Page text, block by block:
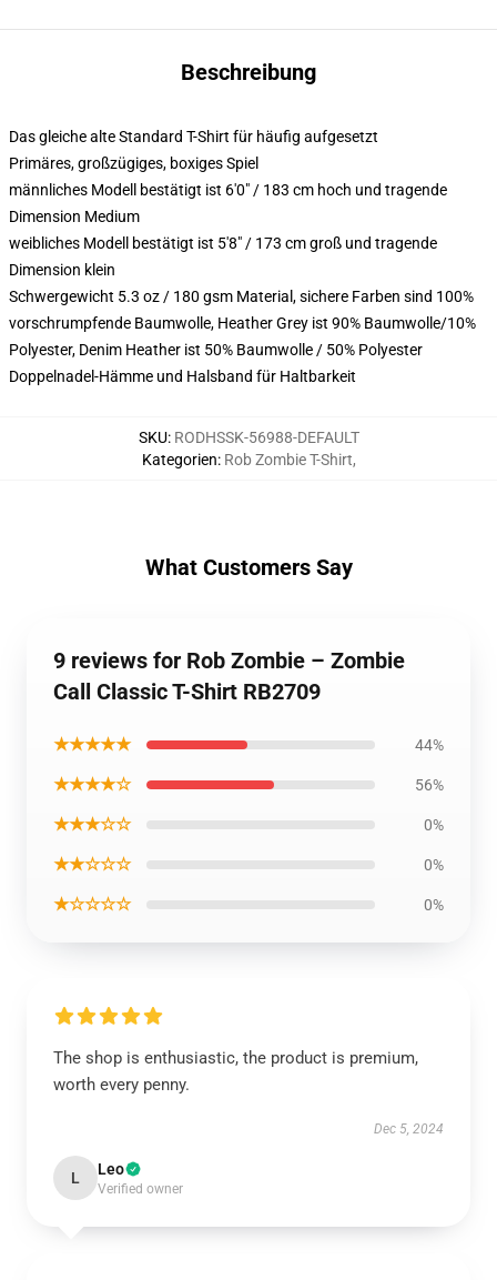
Beschreibung
Das gleiche alte Standard T-Shirt für häufig aufgesetzt
Primäres, großzügiges, boxiges Spiel
männliches Modell bestätigt ist 6'0" / 183 cm hoch und tragende
Dimension Medium
weibliches Modell bestätigt ist 5'8" / 173 cm groß und tragende
Dimension klein
Schwergewicht 5.3 oz / 180 gsm Material, sichere Farben sind 100%
vorschrumpfende Baumwolle, Heather Grey ist 90% Baumwolle/10%
Polyester, Denim Heather ist 50% Baumwolle / 50% Polyester
Doppelnadel-Hämme und Halsband für Haltbarkeit
SKU: RODHSSK-56988-DEFAULT
Kategorien: Rob Zombie T-Shirt,
What Customers Say
9 reviews for Rob Zombie – Zombie
Call Classic T-Shirt RB2709
★★★★★ 44%
★★★★☆ 56%
★★★☆☆ 0%
★★☆☆☆ 0%
★☆☆☆☆ 0%
The shop is enthusiastic, the product is premium,
worth every penny.
Dec 5, 2024
L Leo
Verified owner